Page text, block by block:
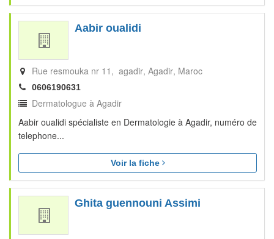
Aabir oualidi
Rue resmouka nr 11, agadir Agadir Maroc
0606190631
Dermatologue à Agadir
Aabir oualidi spécialiste en Dermatologie à Agadir, numéro de
telephone...
Voir la fiche
Ghita guennouni Assimi